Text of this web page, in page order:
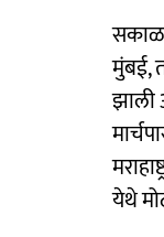
सकाळ
मुंबई,
झाली
येथे